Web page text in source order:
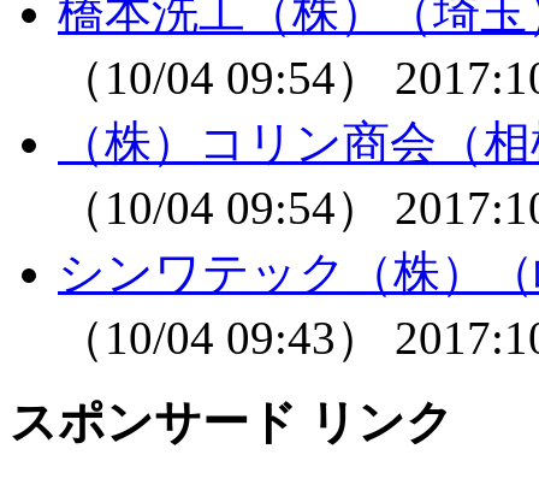
橋本洗工（株）（埼
（10/04 09:54）
（株）コリン商会（
（10/04 09:54）
シンワテック（株）
（10/04 09:43）
スポンサード リンク